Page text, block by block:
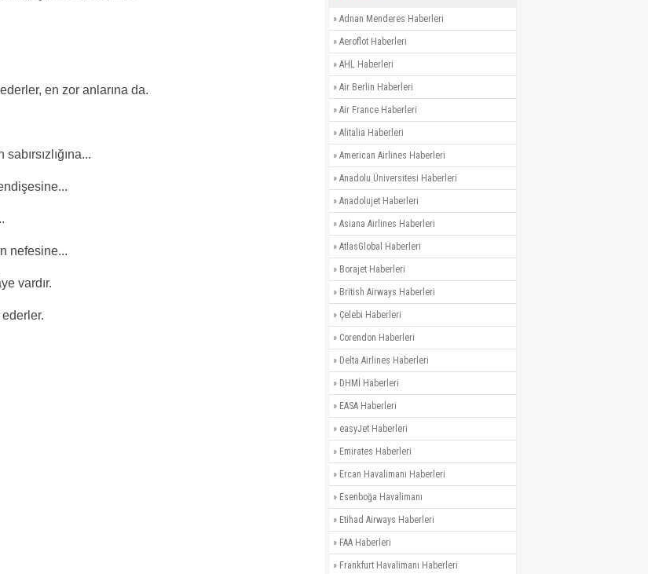
en zor anlarına da.
nefesine...
vardır.
» Adnan Menderes Haberleri
» Aeroflot Haberleri
» AHL Haberleri
» Air Berlin Haberleri
» Air France Haberleri
» Alitalia Haberleri
» American Airlines Haberleri
» Anadolu Üniversitesi Haberleri
» Anadolujet Haberleri
» Asiana Airlines Haberleri
» AtlasGlobal Haberleri
» Borajet Haberleri
» British Airways Haberleri
» Çelebi Haberleri
» Corendon Haberleri
» Delta Airlines Haberleri
» DHMİ Haberleri
» EASA Haberleri
» easyJet Haberleri
» Emirates Haberleri
» Ercan Havalimanı Haberleri
» Esenboğa Havalimanı
» Etihad Airways Haberleri
» FAA Haberleri
» Frankfurt Havalimanı Haberleri